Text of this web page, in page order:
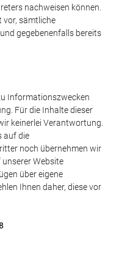
nachweisen können.
vor, sämtliche
gegebenenfalls bereits
Informationszwecken
Für die Inhalte dieser
keinerlei Verantwortung.
auf die
noch übernehmen wir
unserer Website
über eigene
Ihnen daher, diese vor